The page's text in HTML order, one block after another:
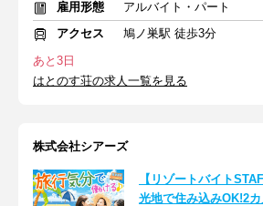
雇用形態
アルバイト・パート
アクセス
鳩ノ巣駅 徒歩3分
あと3日
はとのす荘の求人一覧を見る
株式会社シアーズ
【リゾートバイト
光地で住み込みOK!2